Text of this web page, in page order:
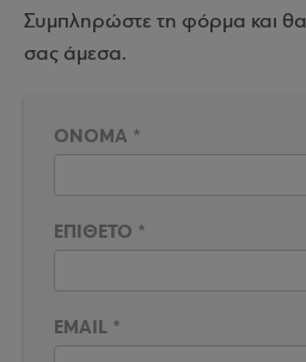
Συμπληρώστε τη φόρμα και θα
σας άμεσα.
ΟΝΟΜΑ *
ΕΠΙΘΕΤΟ *
EMAIL *